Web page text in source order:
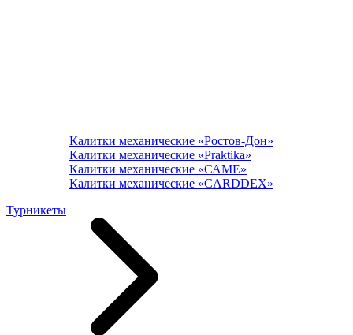
Калитки механические «Ростов-Дон»
Калитки механические «Praktika»
Калитки механические «САМЕ»
Калитки механические «CARDDEX»
Турникеты